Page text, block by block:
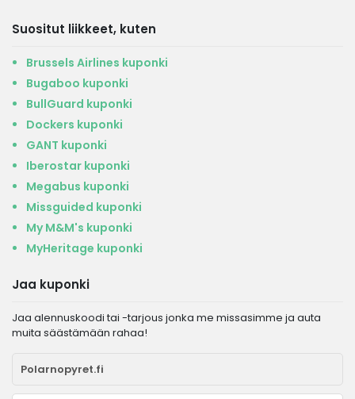
Suositut liikkeet, kuten
Brussels Airlines kuponki
Bugaboo kuponki
BullGuard kuponki
Dockers kuponki
GANT kuponki
Iberostar kuponki
Megabus kuponki
Missguided kuponki
My M&M's kuponki
MyHeritage kuponki
Jaa kuponki
Jaa alennuskoodi tai -tarjous jonka me missasimme ja auta
muita säästämään rahaa!